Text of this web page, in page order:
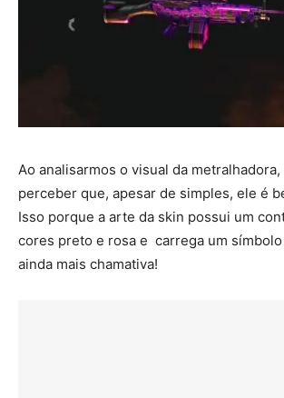
Ao analisarmos o visual da
perceber que, apesar de simples, ele é
Isso porque a arte da skin possui um
cores preto e rosa e carrega um
ainda mais chamativa!